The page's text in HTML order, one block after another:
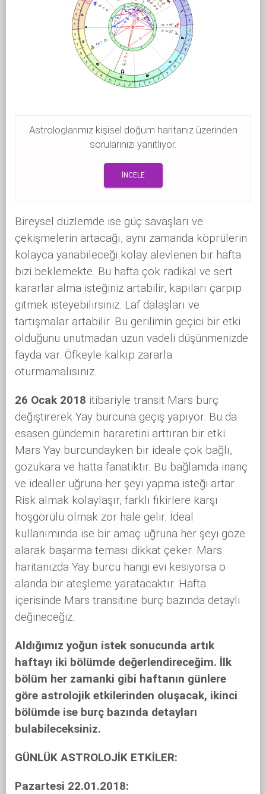
Astrologlarımız kişisel doğum haritanız üzerinden
sorularınızı yanıtlıyor.
İNCELE
Bireysel düzlemde ise güç savaşları ve
çekişmelerin artacağı, aynı zamanda köprülerin
kolayca yanabileceği kolay alevlenen bir hafta
bizi beklemekte. Bu hafta çok radikal ve sert
kararlar alma isteğiniz artabilir, kapıları çarpıp
gitmek isteyebilirsiniz. Laf dalaşları ve
tartışmalar artabilir. Bu gerilimin geçici bir etki
olduğunu unutmadan uzun vadeli düşünmenizde
fayda var. Öfkeyle kalkıp zararla
oturmamalısınız.
26 Ocak 2018 itibariyle transit Mars burç
değiştirerek Yay burcuna geçiş yapıyor. Bu da
esasen gündemin hararetini arttıran bir etki.
Mars Yay burcundayken bir ideale çok bağlı,
gözükara ve hatta fanatiktir. Bu bağlamda inanç
ve idealler uğruna her şeyi yapma isteği artar.
Risk almak kolaylaşır, farklı fikirlere karşı
hoşgörülü olmak zor hale gelir. İdeal
kullanımında ise bir amaç uğruna her şeyi göze
alarak başarma teması dikkat çeker. Mars
haritanızda Yay burcu hangi evi kesiyorsa o
alanda bir ateşleme yaratacaktır. Hafta
içerisinde Mars transitine burç bazında detaylı
değineceğiz.
Aldığımız yoğun istek sonucunda artık
haftayı iki bölümde değerlendireceğim. İlk
bölüm her zamanki gibi haftanın günlere
göre astrolojik etkilerinden oluşacak, ikinci
bölümde ise burç bazında detayları
bulabileceksiniz.
GÜNLÜK ASTROLOJİK ETKİLER:
Pazartesi 22.01.2018: